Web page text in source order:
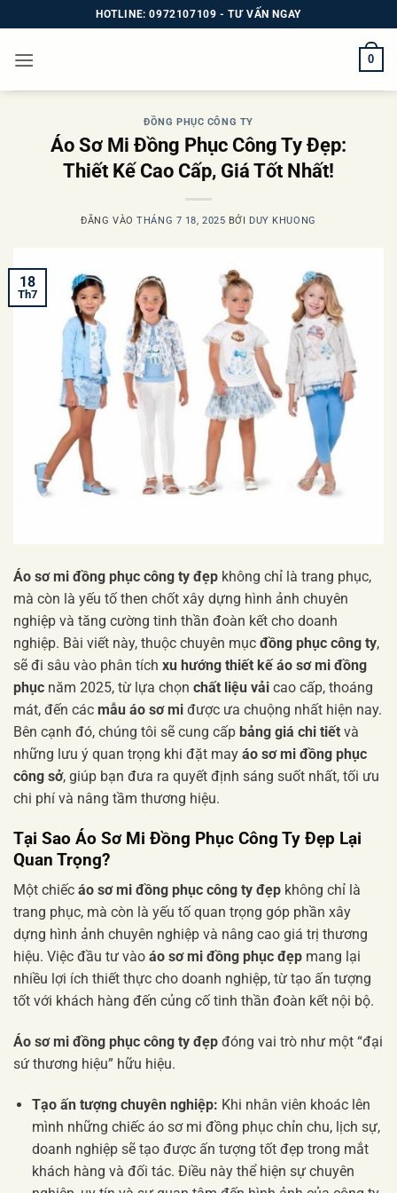
qua
nội
HOTLINE: 0972107109 - TƯ VẤN NGAY
0
ĐỒNG PHỤC CÔNG TY
Áo Sơ Mi Đồng Phục Công Ty Đẹp:
Thiết Kế Cao Cấp, Giá Tốt Nhất!
ĐĂNG VÀOTHÁNG 7 18, 2025 BỞI DUY KHUONG
18
Th7
Áo sơ mi đồng phục công ty đẹp không chỉ là trang phục,
mà còn là yếu tố then chốt xây dựng hình ảnh chuyên
nghiệp và tăng cường tinh thần đoàn kết cho doanh
nghiệp. Bài viết này, thuộc chuyên mục đồng phục công ty,
sẽ đi sâu vào phân tích xu hướng thiết kế áo sơ mi đồng
phục năm 2025, từ lựa chọn chất liệu vải cao cấp, thoáng
mát, đến các mẫu áo sơ mi được ưa chuộng nhất hiện nay.
Bên cạnh đó, chúng tôi sẽ cung cấp bảng giá chi tiết và
những lưu ý quan trọng khi đặt may áo sơ mi đồng phục
công sở, giúp bạn đưa ra quyết định sáng suốt nhất, tối ưu
chi phí và nâng tầm thương hiệu.
Tại Sao Áo Sơ Mi Đồng Phục Công Ty Đẹp Lại
Quan Trọng?
Một chiếc áo sơ mi đồng phục công ty đẹp không chỉ là
trang phục, mà còn là yếu tố quan trọng góp phần xây
dựng hình ảnh chuyên nghiệp và nâng cao giá trị thương
hiệu. Việc đầu tư vào áo sơ mi đồng phục đẹp mang lại
nhiều lợi ích thiết thực cho doanh nghiệp, từ tạo ấn tượng
tốt với khách hàng đến củng cố tinh thần đoàn kết nội bộ.
Áo sơ mi đồng phục công ty đẹp đóng vai trò như một “đại
sứ thương hiệu” hữu hiệu.
Tạo ấn tượng chuyên nghiệp: Khi nhân viên khoác lên
mình những chiếc áo sơ mi đồng phục chỉn chu, lịch sự,
doanh nghiệp sẽ tạo được ấn tượng tốt đẹp trong mắt
khách hàng và đối tác. Điều này thể hiện sự chuyên